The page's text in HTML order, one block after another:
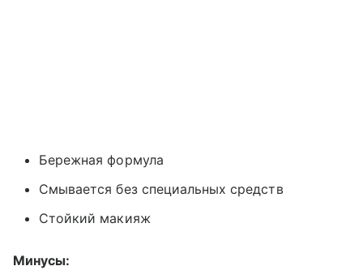
Бережная формула
Смывается без специальных средств
Стойкий макияж
Минусы: